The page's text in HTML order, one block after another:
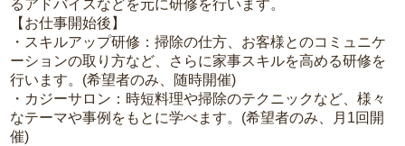
るアドバイスなどを元に研修を行います。
【お仕事開始後】
・スキルアップ研修：掃除の仕方、お客様とのコミュニケ
ーションの取り方など、さらに家事スキルを高める研修を
行います。(希望者のみ、随時開催)
・カジーサロン：時短料理や掃除のテクニックなど、様々
なテーマや事例をもとに学べます。(希望者のみ、月1回開
催)